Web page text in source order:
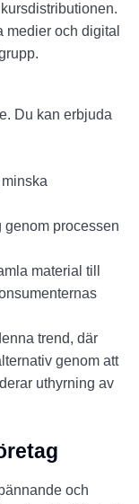
medier och digital
Du kan erbjuda
genom processen
material till
trend, där
genom att
uthyrning av
och